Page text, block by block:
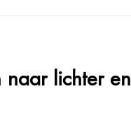
naar lichter en